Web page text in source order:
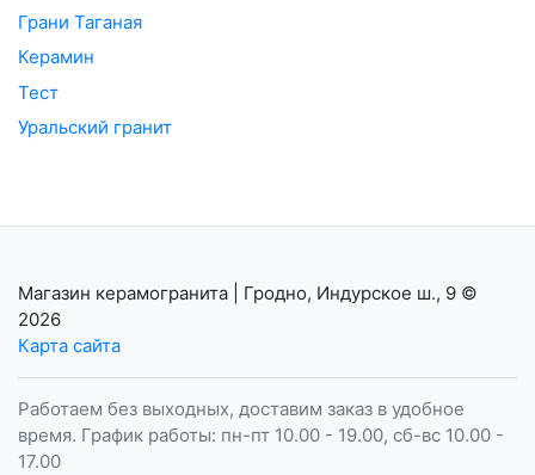
Грани Таганая
Керамин
Тест
Уральский гранит
Магазин керамогранита | Гродно, Индурское ш., 9 ©
2026
Карта сайта
Работаем без выходных, доставим заказ в удобное
время. График работы: пн-пт 10.00 - 19.00, сб-вс 10.00 -
17.00